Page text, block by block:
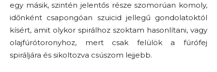
egy másik, szintén jelentős része szomorúan komoly,
időnként csapongóan szuicid jellegű gondolatoktól
kísért, amit olykor spirálhoz szoktam hasonlítani, vagy
olajfúrótoronyhoz, mert csak felülök a fúrófej
spiráljára és sikoltozva csúszom lejjebb.